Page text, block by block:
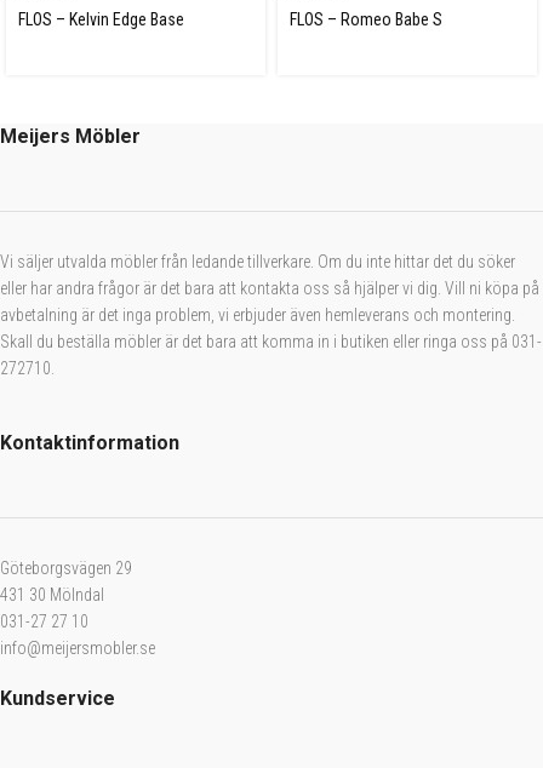
FLOS – Kelvin Edge Base FLOS – Romeo Babe S
Meijers Möbler
Vi säljer utvalda möbler från ledande tillverkare. Om du inte hittar det du söker
eller har andra frågor är det bara att kontakta oss så hjälper vi dig. Vill ni köpa på
avbetalning är det inga problem, vi erbjuder även hemleverans och montering.
Skall du beställa möbler är det bara att komma in i butiken eller ringa oss på 031-
272710.
Kontaktinformation
Göteborgsvägen 29
431 30 Mölndal
031-27 27 10
info@meijersmobler.se
Kundservice